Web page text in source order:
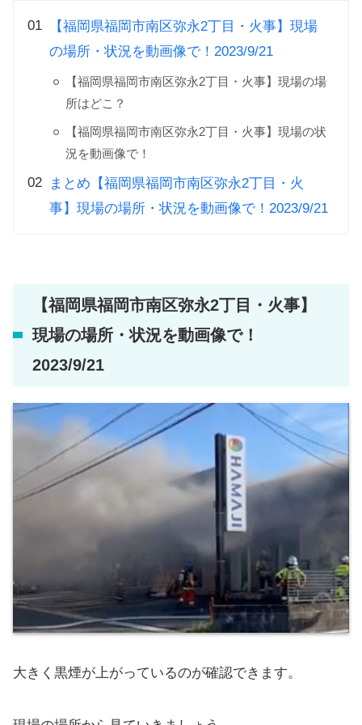
【福岡県福岡市南区弥永2丁目・火事】現場
の場所・状況を動画像で！2023/9/21
【福岡県福岡市南区弥永2丁目・火事】現場の場
所はどこ？
【福岡県福岡市南区弥永2丁目・火事】現場の状
況を動画像で！
まとめ【福岡県福岡市南区弥永2丁目・火
事】現場の場所・状況を動画像で！2023/9/21
【福岡県福岡市南区弥永2丁目・火事】
現場の場所・状況を動画像で！
2023/9/21
大きく黒煙が上がっているのが確認できます。